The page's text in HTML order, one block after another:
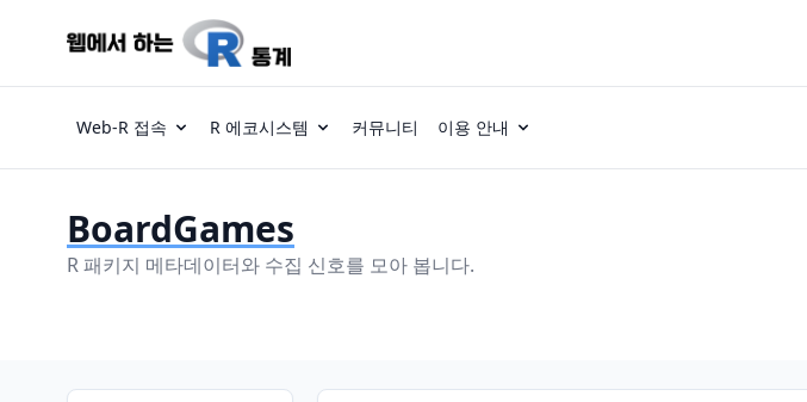
Web-R 접속 R 에코시스템 커뮤니티 이용 안내
BoardGames
R 패키지 메타데이터와 수집 신호를 모아 봅니다.